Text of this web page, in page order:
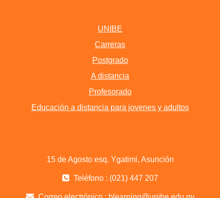
UNIBE
Carreras
Postgrado
A distancia
Profesorado
Educación a distancia para jovenes y adultos
15 de Agosto esq. Ygatimi, Asunción
Teléfono : (021) 447 207